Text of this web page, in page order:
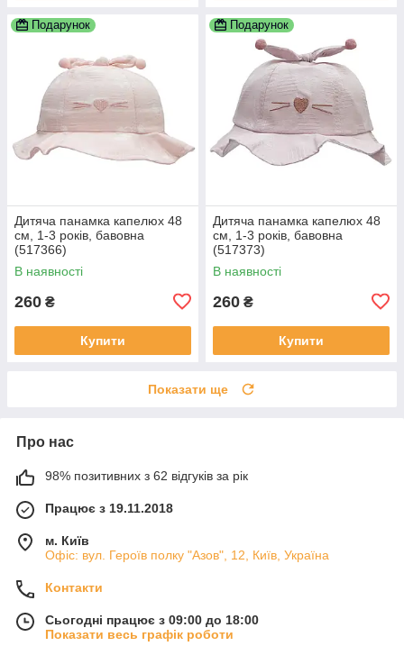
Подарунок
Дитяча панамка капелюх 48
см, 1-3 років, бавовна
(517366)
В наявності
260 ₴
Купити
Подарунок
Дитяча панамка капелюх 48
см, 1-3 років, бавовна
(517373)
В наявності
260 ₴
Купити
Показати ще
Про нас
98% позитивних з 62 відгуків за рік
Працює з 19.11.2018
м. Київ
Офіс: вул. Героїв полку "Азов", 12, Київ, Україна
Контакти
Сьогодні працює з 09:00 до 18:00
Показати весь графік роботи